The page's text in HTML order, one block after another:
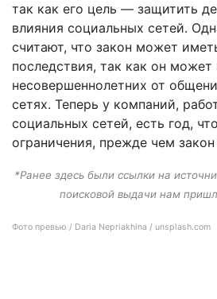
так как его цель — защитить
влияния социальных сетей.
считают, что закон может
последствия, так как он может
несовершеннолетних от
сетях. Теперь у компаний,
социальных сетей, есть год,
ограничения, прежде чем закон
*Ранее здесь были ссылки на
поисковой выдачи нам
Фото превью / Daria Nepriakhina / unsplash.com